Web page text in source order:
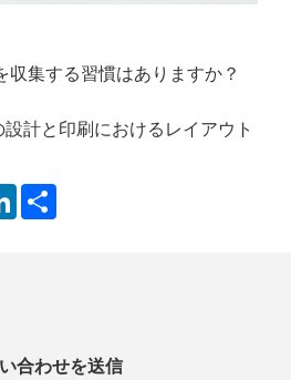
収集する習慣はありますか？
計と印刷におけるレイアウト
LinkedIn
合わせを送信